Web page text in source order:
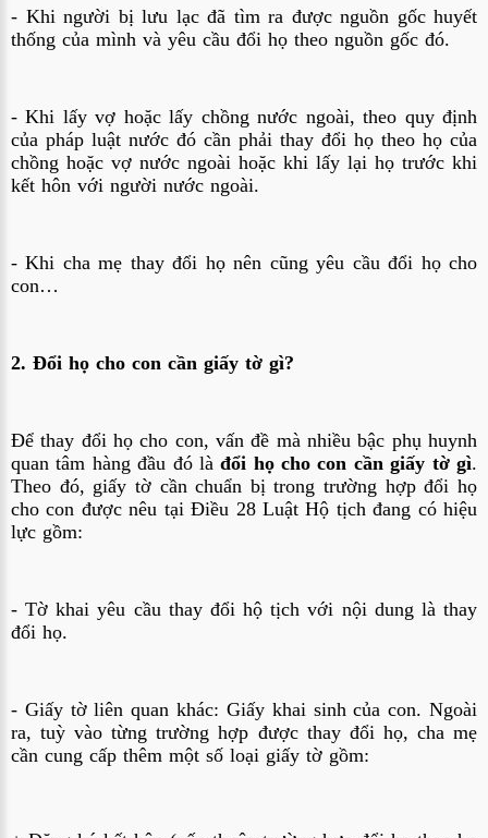
- Khi người bị lưu lạc đã tìm ra được nguồn gốc huyết
thống của mình và yêu cầu đổi họ theo nguồn gốc đó.
- Khi lấy vợ hoặc lấy chồng nước ngoài, theo quy định
của pháp luật nước đó cần phải thay đổi họ theo họ của
chồng hoặc vợ nước ngoài hoặc khi lấy lại họ trước khi
kết hôn với người nước ngoài.
- Khi cha mẹ thay đổi họ nên cũng yêu cầu đổi họ cho
con…
2. Đổi họ cho con cần giấy tờ gì?
Để thay đổi họ cho con, vấn đề mà nhiều bậc phụ huynh
quan tâm hàng đầu đó làđổi họ cho con cần giấy tờ gì.
Theo đó, giấy tờ cần chuẩn bị trong trường hợp đổi họ
cho con được nêu tạiĐiều 28 Luật Hộ tịch đang có hiệu
lực gồm:
- Tờ khai yêu cầu thay đổi hộ tịch với nội dung là thay
đổi họ.
- Giấy tờ liên quan khác: Giấy khai sinh của con. Ngoài
ra, tuỳ vào từng trường hợp được thay đổi họ, cha mẹ
cần cung cấp thêm một số loại giấy tờ gồm: